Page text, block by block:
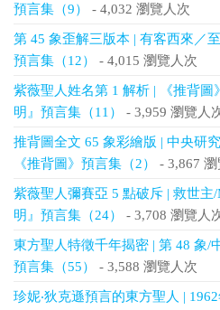
預言集（9）
- 4,032 瀏覽人次
第 45 象歪解三版本 | 有客西來／
預言集（12）
- 4,015 瀏覽人次
紫薇聖人姓名第 1 解析 | 《推背圖
明』預言集（11）
- 3,959 瀏覽人
推背圖全文 65 象彩繪版 | 中央研
《推背圖》預言集（2）
- 3,867
紫薇聖人彌賽亞 5 點破斥 | 救世主/
明』預言集（24）
- 3,708 瀏覽人
東方聖人特徵千年揭密 | 第 48 象/
預言集（55）
- 3,588 瀏覽人次
珍妮‧狄克遜預言的東方聖人 |